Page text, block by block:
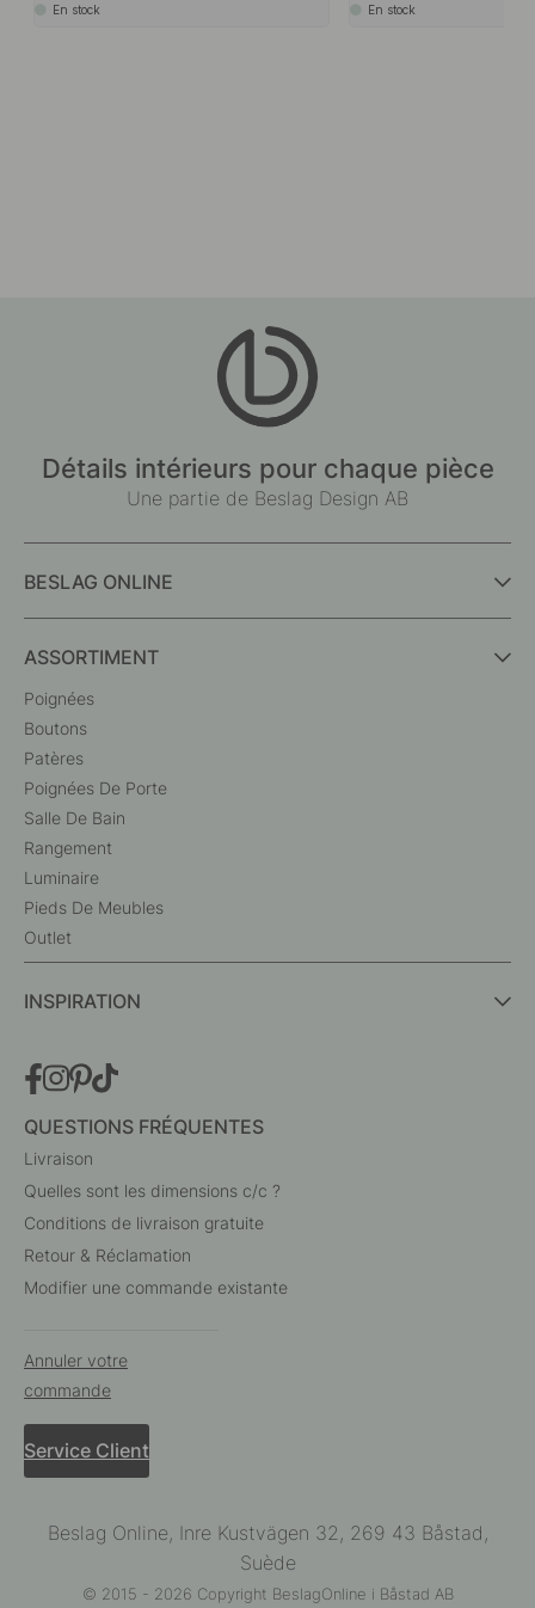
En stock En stock
Détails intérieurs pour chaque pièce
Une partie de Beslag Design AB
BESLAG ONLINE
ASSORTIMENT
Poignées
Boutons
Patères
Poignées De Porte
Salle De Bain
Rangement
Luminaire
Pieds De Meubles
Outlet
INSPIRATION
QUESTIONS FRÉQUENTES
Livraison
Quelles sont les dimensions c/c ?
Conditions de livraison gratuite
Retour & Réclamation
Modifier une commande existante
Annuler votre
commande
Service Client
Beslag Online, Inre Kustvägen 32, 269 43 Båstad,
Suède
© 2015 - 2026 Copyright BeslagOnline i Båstad AB